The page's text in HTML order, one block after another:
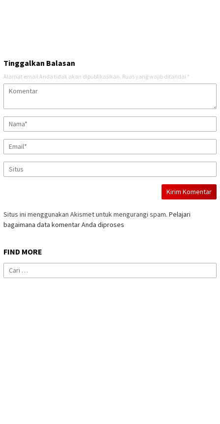
Tinggalkan Balasan
Alamat email Anda tidak akan dipublikasikan. Ruas yang wajib ditandai *
Situs ini menggunakan Akismet untuk mengurangi spam. Pelajari
bagaimana data komentar Anda diproses
FIND MORE
Cari
untuk: